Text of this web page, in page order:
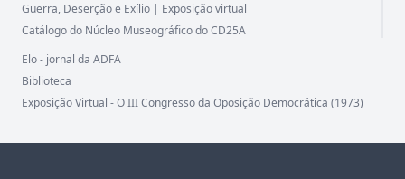
Guerra, Deserção e Exílio | Exposição virtual
Catálogo do Núcleo Museográfico do CD25A
Elo - jornal da ADFA
Biblioteca
Exposição Virtual - O III Congresso da Oposição Democrática (1973)